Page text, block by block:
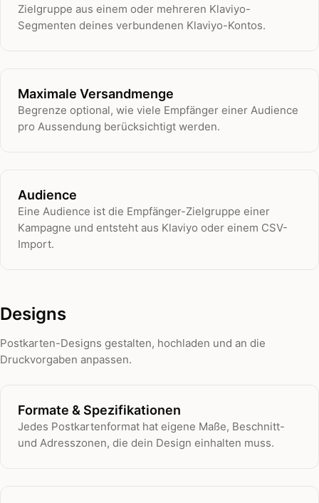
Zielgruppe aus einem oder mehreren Klaviyo-
Segmenten deines verbundenen Klaviyo-Kontos.
Maximale Versandmenge
Begrenze optional, wie viele Empfänger einer Audience
pro Aussendung berücksichtigt werden.
Audience
Eine Audience ist die Empfänger-Zielgruppe einer
Kampagne und entsteht aus Klaviyo oder einem CSV-
Import.
Designs
Postkarten-Designs gestalten, hochladen und an die
Druckvorgaben anpassen.
Formate & Spezifikationen
Jedes Postkartenformat hat eigene Maße, Beschnitt-
und Adresszonen, die dein Design einhalten muss.